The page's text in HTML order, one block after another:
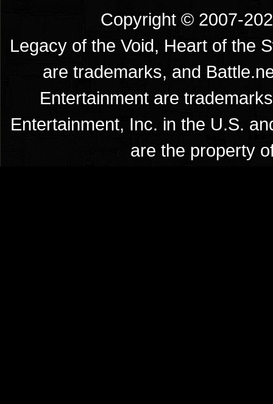
Copyright © 2007-
Legacy of the Void, Heart of the
are trademarks, and
Entertainment are
Entertainment, Inc. in the U.S.
are the property